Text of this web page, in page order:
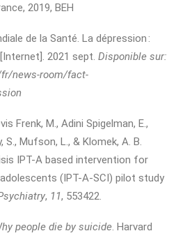
2019, BEH
de la Santé. La dépression :
2021 sept. Disponible sur:
news-room/fact-
Frenk, M., Adini Spigelman, E.,
S., Mufson, L., & Klomek, A. B.
IPT-A based intervention for
(IPT-A-SCI) pilot study
, 11, 553422.
people die by suicide. Harvard